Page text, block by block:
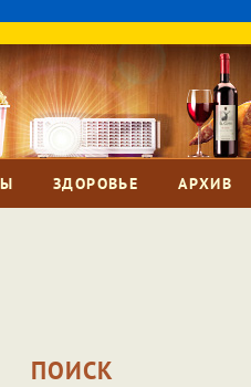
ЗДОРОВЬЕ АРХИВ
ПОИСК